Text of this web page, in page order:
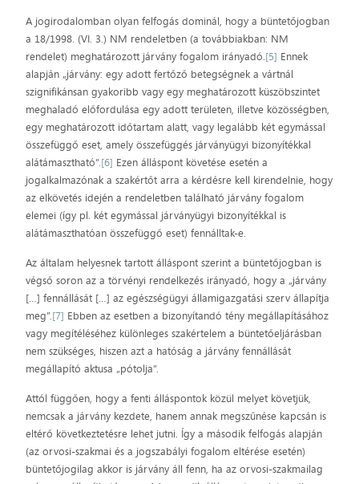
A jogirodalomban olyan felfogás dominál, hogy a büntetőjogban
a 18/1998. (VI. 3.) NM rendeletben (a továbbiakban: NM
rendelet) meghatározott járvány fogalom irányadó.[5] Ennek
alapján „járvány: egy adott fertőző betegségnek a vártnál
szignifikánsan gyakoribb vagy egy meghatározott küszöbszintet
meghaladó előfordulása egy adott területen, illetve közösségben,
egy meghatározott időtartam alatt, vagy legalább két egymással
összefüggő eset, amely összefüggés járványügyi bizonyítékkal
alátámasztható”.[6] Ezen álláspont követése esetén a
jogalkalmazónak a szakértőt arra a kérdésre kell kirendelnie, hogy
az elkövetés idején a rendeletben található járvány fogalom
elemei (így pl. két egymással járványügyi bizonyítékkal is
alátámaszthatóan összefüggő eset) fennálltak-e.
Az általam helyesnek tartott álláspont szerint a büntetőjogban is
végső soron az a törvényi rendelkezés irányadó, hogy a „járvány
[…] fennállását […] az egészségügyi államigazgatási szerv állapítja
meg”.[7] Ebben az esetben a bizonyítandó tény megállapításához
vagy megítéléséhez különleges szakértelem a büntetőeljárásban
nem szükséges, hiszen azt a hatóság a járvány fennállását
megállapító aktusa „pótolja”.
Attól függően, hogy a fenti álláspontok közül melyet követjük,
nemcsak a járvány kezdete, hanem annak megszűnése kapcsán is
eltérő következtetésre lehet jutni. Így a második felfogás alapján
(az orvosi-szakmai és a jogszabályi fogalom eltérése esetén)
büntetőjogilag akkor is járvány áll fenn, ha az orvosi-szakmailag